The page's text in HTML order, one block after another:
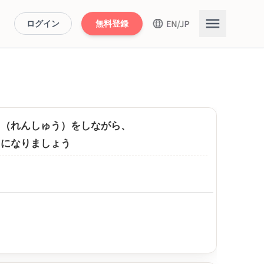
ログイン 無料登録
れんしゅう）をしながら、
なりましょう